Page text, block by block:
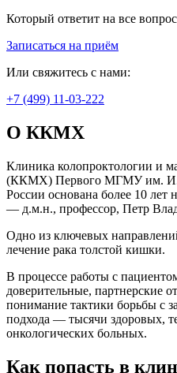
Который ответит на все
Записаться на приём
Или свяжитесь с нами:
+7 (499) 11-03-222
О ККМХ
Клиника колопроктологии и
(ККМХ) Первого МГМУ им.
России основана более 10 лет
— д.м.н., профессор, Петр
Одно из ключевых
лечение рака толстой кишки.
В процессе работы с
доверительные, партнерские
понимание тактики борьбы с
подхода — тысячи здоровых,
онкологических больных.
Как попасть в